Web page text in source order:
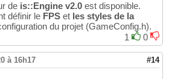
de is::Engine v2.0 est disponible.
définir le FPS et les styles de la
du projet (GameConfig.h).
1
0
à 16h17 #14